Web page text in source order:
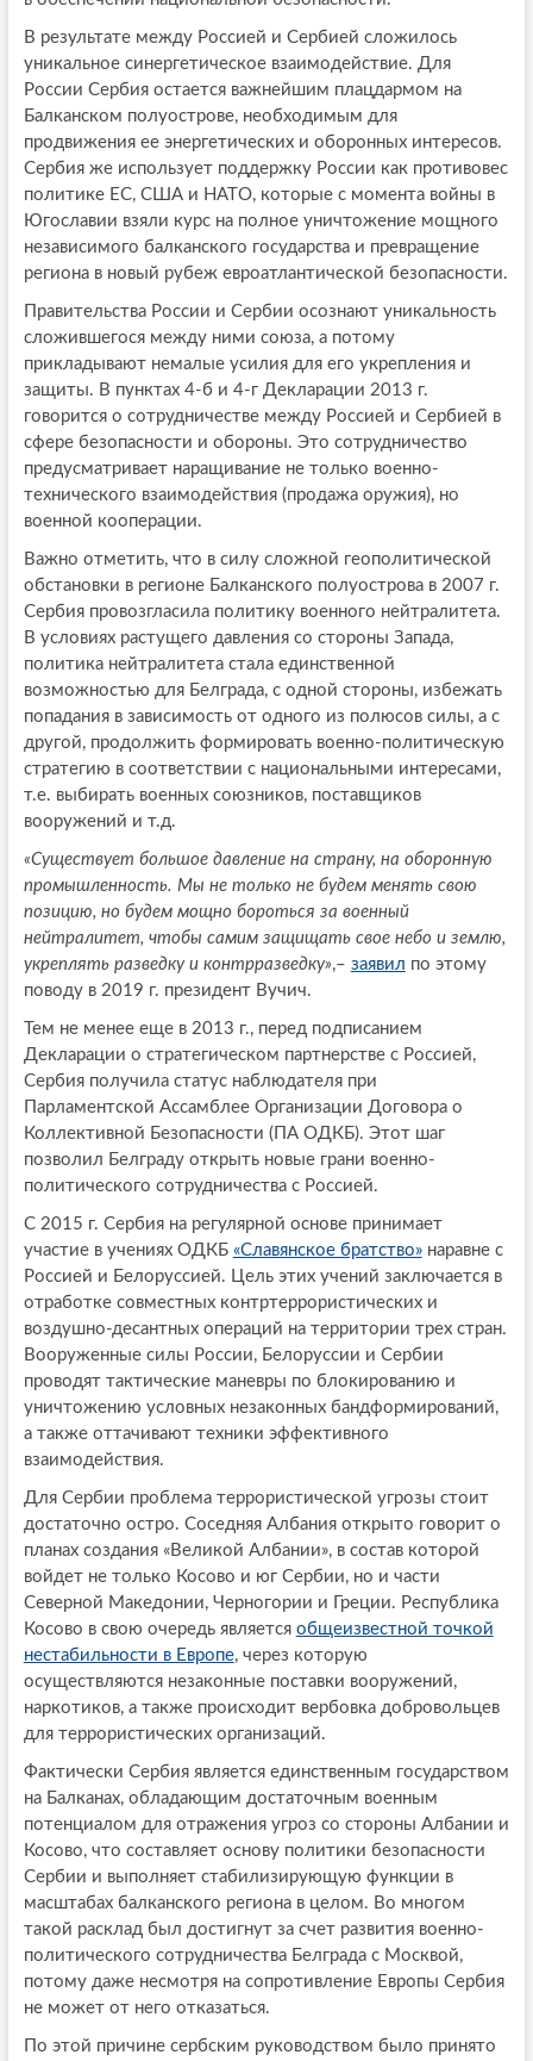
В результате между Россией и Сербией сложилось
уникальное синергетическое взаимодействие. Для
России Сербия остается важнейшим плацдармом на
Балканском полуострове, необходимым для
продвижения ее энергетических и оборонных интересов.
Сербия же использует поддержку России как противовес
политике ЕС, США и НАТО, которые с момента войны в
Югославии взяли курс на полное уничтожение мощного
независимого балканского государства и превращение
региона в новый рубеж евроатлантической безопасности.
Правительства России и Сербии осознают уникальность
сложившегося между ними союза, а потому
прикладывают немалые усилия для его укрепления и
защиты. В пунктах 4-б и 4-г Декларации 2013 г.
говорится о сотрудничестве между Россией и Сербией в
сфере безопасности и обороны. Это сотрудничество
предусматривает наращивание не только военно-
технического взаимодействия (продажа оружия), но
военной кооперации.
Важно отметить, что в силу сложной геополитической
обстановки в регионе Балканского полуострова в 2007 г.
Сербия провозгласила политику военного нейтралитета.
В условиях растущего давления со стороны Запада,
политика нейтралитета стала единственной
возможностью для Белграда, с одной стороны, избежать
попадания в зависимость от одного из полюсов силы, а с
другой, продолжить формировать военно-политическую
стратегию в соответствии с национальными интересами,
т.е. выбирать военных союзников, поставщиков
вооружений и т.д.
«Существует большое давление на страну, на оборонную
промышленность. Мы не только не будем менять свою
позицию, но будем мощно бороться за военный
нейтралитет, чтобы самим защищать свое небо и землю,
укреплять разведку и контрразведку»,– заявил по этому
поводу в 2019 г. президент Вучич.
Тем не менее еще в 2013 г., перед подписанием
Декларации о стратегическом партнерстве с Россией,
Сербия получила статус наблюдателя при
Парламентской Ассамблее Организации Договора о
Коллективной Безопасности (ПА ОДКБ). Этот шаг
позволил Белграду открыть новые грани военно-
политического сотрудничества с Россией.
С 2015 г. Сербия на регулярной основе принимает
участие в учениях ОДКБ «Славянское братство»наравне с
Россией и Белоруссией. Цель этих учений заключается в
отработке совместных контртеррористических и
воздушно-десантных операций на территории трех стран.
Вооруженные силы России, Белоруссии и Сербии
проводят тактические маневры по блокированию и
уничтожению условных незаконных бандформирований,
а также оттачивают техники эффективного
взаимодействия.
Для Сербии проблема террористической угрозы стоит
достаточно остро. Соседняя Албания открыто говорит о
планах создания «Великой Албании», в состав которой
войдет не только Косово и юг Сербии, но и части
Северной Македонии, Черногории и Греции. Республика
Косово в свою очередь является общеизвестной точкой
нестабильности в Европе, через которую
осуществляются незаконные поставки вооружений,
наркотиков, а также происходит вербовка добровольцев
для террористических организаций.
Фактически Сербия является единственным государством
на Балканах, обладающим достаточным военным
потенциалом для отражения угроз со стороны Албании и
Косово, что составляет основу политики безопасности
Сербии и выполняет стабилизирующую функции в
масштабах балканского региона в целом. Во многом
такой расклад был достигнут за счет развития военно-
политического сотрудничества Белграда с Москвой,
потому даже несмотря на сопротивление Европы Сербия
не может от него отказаться.
По этой причине сербским руководством было принято